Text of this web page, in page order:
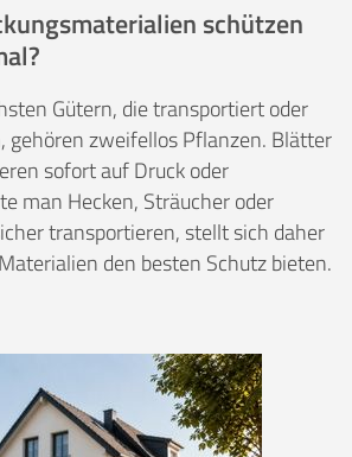
schützen
Gütern, die transportiert oder
gehören zweifellos Pflanzen. Blätter
sofort auf Druck oder
man Hecken, Sträucher oder
transportieren, stellt sich daher
den besten Schutz bieten.